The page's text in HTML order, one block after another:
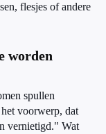
flesjes of andere
worden
spullen
voorwerp, dat
vernietigd." Wat